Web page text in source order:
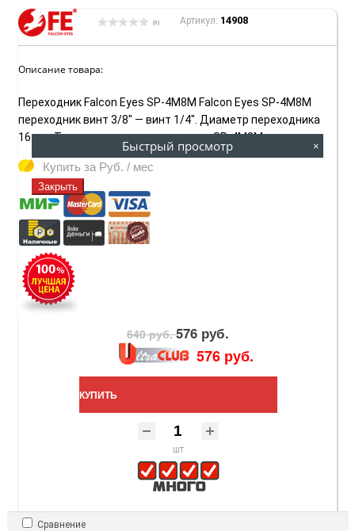
(0) Артикул: 14908
Описание товара:
Переходник Falcon Eyes SP-4M8M Falcon Eyes SP-4M8M
переходник винт 3/8" — винт 1/4". Диаметр переходника
16 мм. Технические характеристики SP-4M8M
Купить за Руб. / мес
640 руб.576 руб.
576 руб.
КУПИТЬ
шт
Сравнение
Быстрый просмотр ×
Закрыть